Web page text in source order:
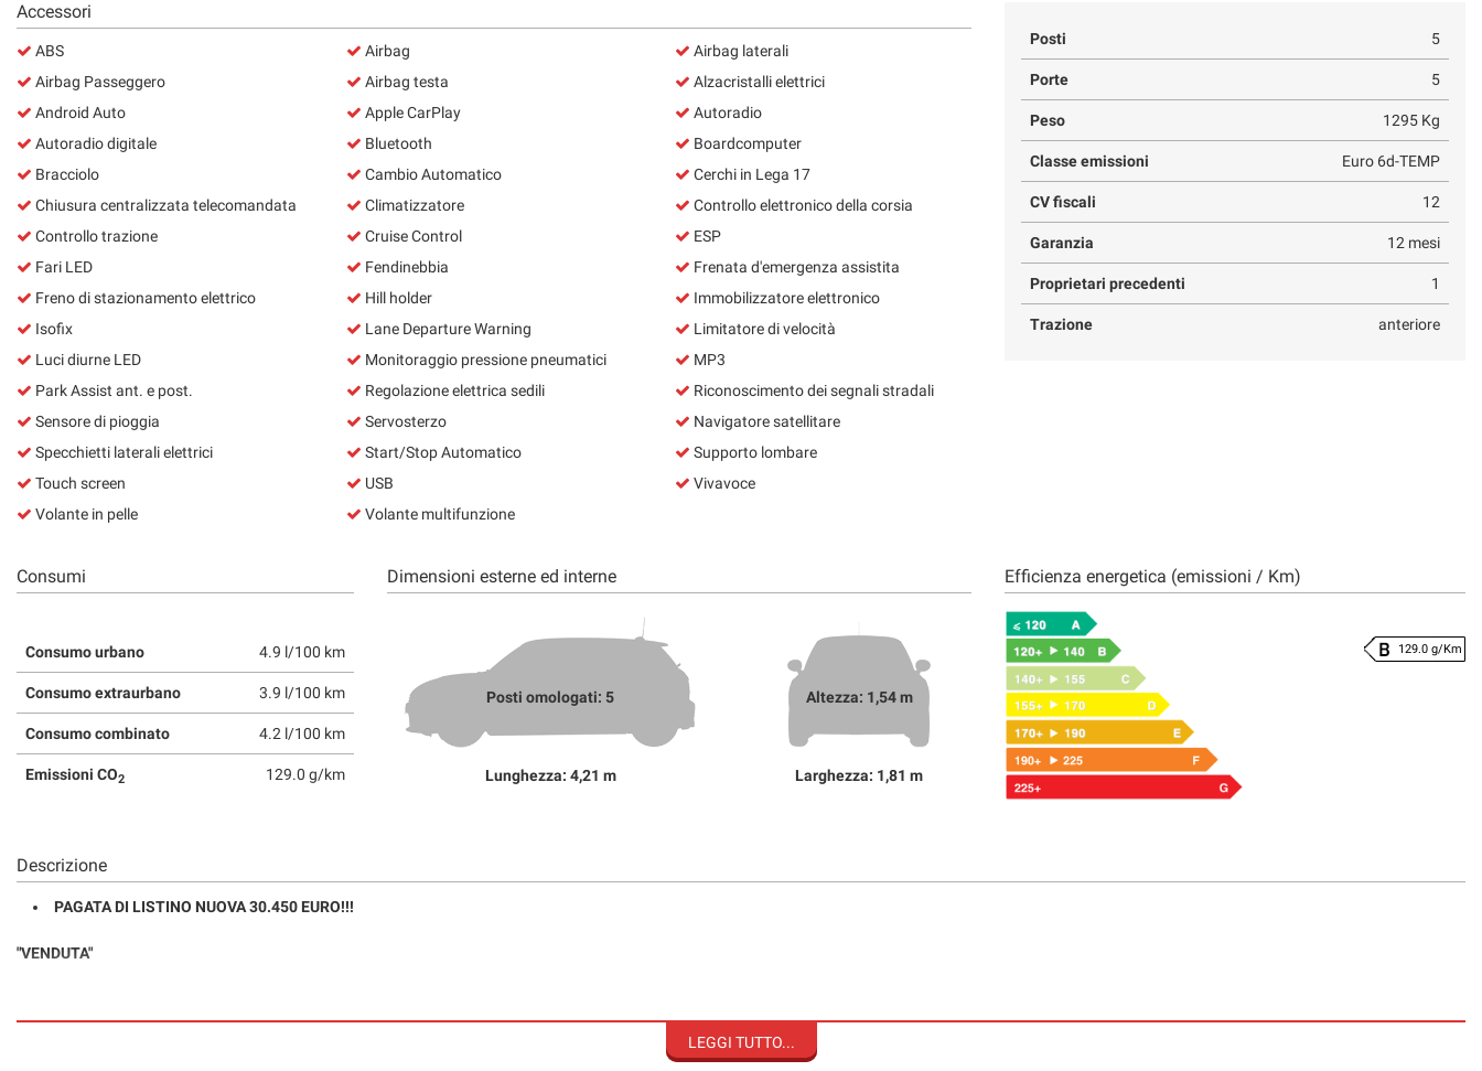
Accessori
ABS
Airbag Passeggero
Android Auto
Autoradio digitale
Bracciolo
Chiusura centralizzata telecomandata
Controllo trazione
Fari LED
Freno di stazionamento elettrico
Isofix
Luci diurne LED
Park Assist ant. e post.
Sensore di pioggia
Specchietti laterali elettrici
Touch screen
Volante in pelle
Airbag
Airbag testa
Apple CarPlay
Bluetooth
Cambio Automatico
Climatizzatore
Cruise Control
Fendinebbia
Hill holder
Lane Departure Warning
Monitoraggio pressione pneumatici
Regolazione elettrica sedili
Servosterzo
Start/Stop Automatico
USB
Volante multifunzione
Airbag laterali
Alzacristalli elettrici
Autoradio
Boardcomputer
Cerchi in Lega 17
Controllo elettronico della corsia
ESP
Frenata d'emergenza assistita
Immobilizzatore elettronico
Limitatore di velocità
MP3
Riconoscimento dei segnali stradali
Navigatore satellitare
Supporto lombare
Vivavoce
Posti 5
Porte 5
Peso 1295 Kg
Classe emissioni Euro 6d-TEMP
CV fiscali 12
Garanzia 12 mesi
Proprietari precedenti 1
Trazione anteriore
Consumi
Consumo urbano 4.9 l/100 km
Consumo extraurbano 3.9 l/100 km
Consumo combinato 4.2 l/100 km
Emissioni CO2 129.0 g/km
Dimensioni esterne ed interne
Posti omologati: 5
Lunghezza: 4,21 m
Altezza: 1,54 m
Larghezza: 1,81 m
Efficienza energetica (emissioni / Km)
129.0 g/Km
Descrizione
PAGATA DI LISTINO NUOVA 30.450 EURO!!!
"VENDUTA"
LEGGI TUTTO...